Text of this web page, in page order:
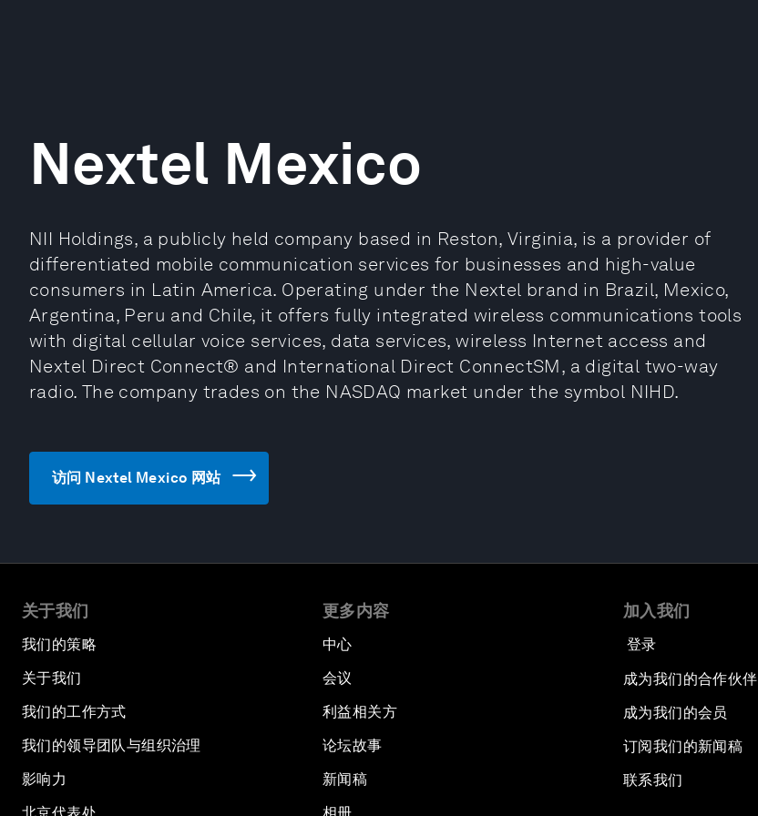
Nextel Mexico
NII Holdings, a publicly held company based in Reston, Virginia, is a provider of
differentiated mobile communication services for businesses and high-value
consumers in Latin America. Operating under the Nextel brand in Brazil, Mexico,
Argentina, Peru and Chile, it offers fully integrated wireless communications tools
with digital cellular voice services, data services, wireless Internet access and
Nextel Direct Connect® and International Direct ConnectSM, a digital two-way
radio. The company trades on the NASDAQ market under the symbol NIHD.
访问 Nextel Mexico 网站
关于我们
我们的策略
关于我们
我们的工作方式
我们的领导团队与组织治理
影响力
更多内容
中心
会议
利益相关方
论坛故事
新闻稿
加入我们
登录
成为我们的合作伙伴
成为我们的会员
订阅我们的新闻稿
联系我们